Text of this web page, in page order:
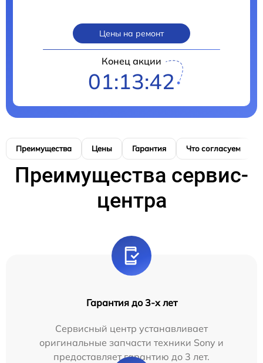
Цены на ремонт
Конец акции
01:13:41
Преимущества Цены Гарантия Что согласуем
Преимущества сервис-
центра
Гарантия до 3-х лет
Сервисный центр устанавливает
оригинальные запчасти техники Sony и
предоставляет гарантию до 3 лет.